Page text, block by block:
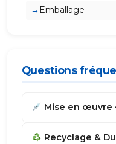
Emballage
Questions
Mise en œuvre
Recyclage &